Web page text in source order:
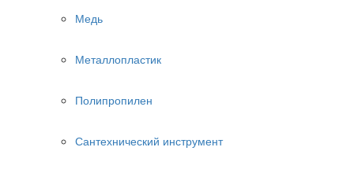
Медь
Металлопластик
Полипропилен
Сантехнический инструмент